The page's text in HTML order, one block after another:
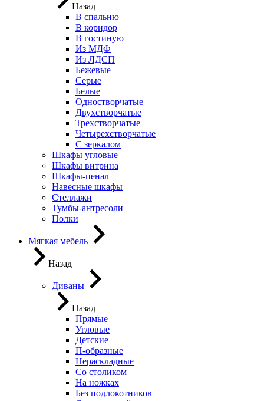
Назад
В спальню
В коридор
В гостиную
Из МДФ
Из ЛДСП
Бежевые
Серые
Белые
Одностворчатые
Двухстворчатые
Трехстворчатые
Четырехстворчатые
С зеркалом
Шкафы угловые
Шкафы витрина
Шкафы-пенал
Навесные шкафы
Стеллажи
Тумбы-антресоли
Полки
Мягкая мебель
Назад
Диваны
Назад
Прямые
Угловые
Детские
П-образные
Нераскладные
Со столиком
На ножках
Без подлокотников